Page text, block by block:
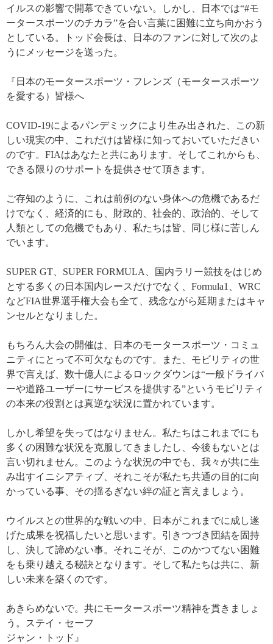
イルスの影響で開幕できていない。しかし、日本では“#モ
ータースポーツのチカラ”を合い言葉に困難に立ち向かおう
としている。トッド会長は、日本のファンに対して次のよ
うにメッセージを送った。
『日本のモータースポーツ・フレンズ（モータースポーツ
を愛する）皆様へ
COVID-19によるパンデミックにより生み出された、この新
しい現実の中、これだけは皆様に知っておいていただきい
のです。FIAはあなたと共にあります。そしてこれからも、
できる限りのサポートを提供させて頂きます。
ご存知のように、これは前例のない身体への危機であるだ
けでなく、経済的にも、財政的、社会的、政治的、そして
人類としての危機でもあり、私たちは皆、同じ様に苦しん
でいます。
SUPER GT、SUPER FORMULA、国内ラリー競技をはじめ
とする多くの日本国内レースだけでなく、Formula1、WRC
などFIA世界選手権大会も全て、残念ながら延期またはキャ
ンセルとなりました。
もちろん大会の開催は、日本のモータースポーツ・コミュ
ニティにとって不可欠なものです。また、モビリティの世
界で言えば、数十億人によるロックダウンは“一般ドライバ
ーや道路ユーザーにサービスを提供する”というモビリティ
の本来の役割とは真逆な状況に置かれています。
しかし希望を失ってはなりません。私たちはこれまでにも
多くの困難な状況を克服してきましたし、今後もないとは
言い切れません。このような状況の中でも、我々が共に生
み出すイニシアティブ、それこそが私たち共通の目的に向
かっている事、その揺るぎない絆の証と言えましょう。
ウイルスとの世界的な戦いの中、日本がこれまでに成し遂
げた成果を祝福したいと思います。引きつづき団結を固持
し、決して諦めない事。それこそが、このかつてない困難
をも乗り越える秘訣となります。そして私たちは共に、新
しい未来を築くのです。
あきらめないで。共にモータースポーツ精神を貫きましょ
う。ステイ・セーフ
ジャン・トッド』